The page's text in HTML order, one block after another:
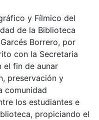
y Fílmico del
de la Biblioteca
Borrero, por
con la Secretaria
el fin de aunar
preservación y
comunidad
los estudiantes e
propiciando el